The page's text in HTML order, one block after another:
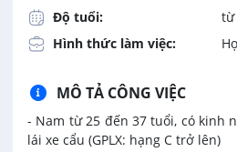
Độ tuổi:
từ
Hình thức làm việc:
MÔ TẢ CÔNG VIỆC
- Nam từ 25 đến 37 tuổi, có kinh
lái xe cẩu (GPLX: hạng C trở lên)